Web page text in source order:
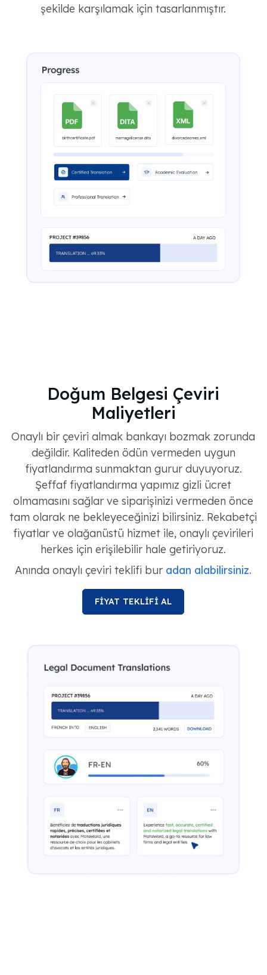
şekilde karşılamak için tasarlanmıştır.
Doğum Belgesi Çeviri
Maliyetleri
Onaylı bir çeviri almak bankayı bozmak zorunda
değildir. Kaliteden ödün vermeden uygun
fiyatlandırma sunmaktan gurur duyuyoruz.
Şeffaf fiyatlandırma yapımız gizli ücret
olmamasını sağlar ve siparişinizi vermeden önce
tam olarak ne bekleyeceğinizi bilirsiniz. Rekabetçi
fiyatlar ve olağanüstü hizmet ile, onaylı çevirileri
herkes için erişilebilir hale getiriyoruz.
Anında onaylı çeviri teklifi bur adan alabilirsiniz.
FİYAT TEKLİFİ AL